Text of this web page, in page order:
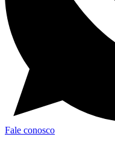
Fale conosco